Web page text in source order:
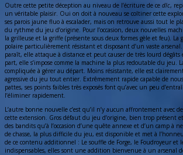
Outre cette petite déception au niveau de l’écriture de ce dlc,
un véritable plaisir. Oui on doit à nouveau se coltiner cette
ses parois jaune fluo à escalader, mais on retrouve aussi tout le
du rythme du jeu d’origine. Pour l’occasion, deux nouvelles
la grilleuse et la griffe (présente sous deux formes gèle et feu). La
polaire particulièrement résistant et disposant d’un vaste
paraît, elle attaque à distance et peut causer de très lourd dégâts
part, elle s’impose comme la machine la plus redoutable du jeu.
compliquée à gérer au départ. Moins résistante, elle est
agressive du jeu tout entier. Extrêmement rapide capable de
pattes, ses points faibles très exposés font qu’avec un peu
l’éliminer rapidement.
L’autre bonne nouvelle c’est qu’il n’y aucun affrontement avec
cette extension. Gros défaut du jeu d’origine, bien trop présent
des bandits qu’à l’occasion d’une quête annexe et d’un camp à
de chasse, la plus difficile du jeu, est disponible et met à
de ce contenu additionnel : Le souffle de Forge, le Foudroyeur et
indispensables, elles sont une addition bienvenue à un arsenal